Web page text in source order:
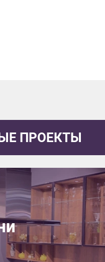
ПРОЕКТЫ